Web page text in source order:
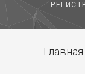
Главная